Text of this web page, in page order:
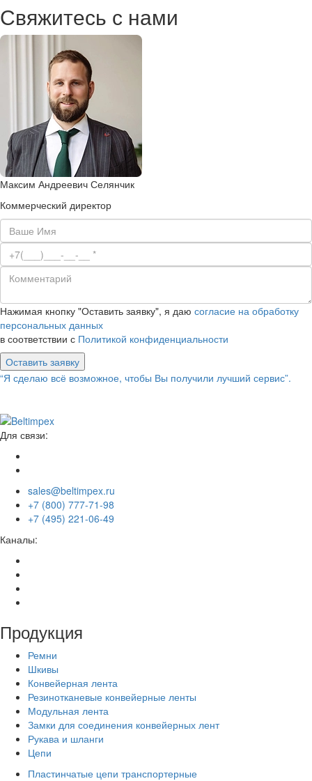
Свяжитесь с нами
Максим Андреевич Селянчик
Коммерческий директор
Нажимая кнопку "Оставить заявку", я даю согласие на обработку
персональных данных
в соответствии с Политикой конфиденциальности
Оставить заявку
“Я сделаю всё возможное, чтобы Вы получили лучший сервис”.
Для связи:
sales@beltimpex.ru
+7 (800) 777-71-98
+7 (495) 221-06-49
Каналы:
Продукция
Ремни
Шкивы
Конвейерная лента
Резинотканевые конвейерные ленты
Модульная лента
Замки для соединения конвейерных лент
Рукава и шланги
Цепи
Пластинчатые цепи транспортерные